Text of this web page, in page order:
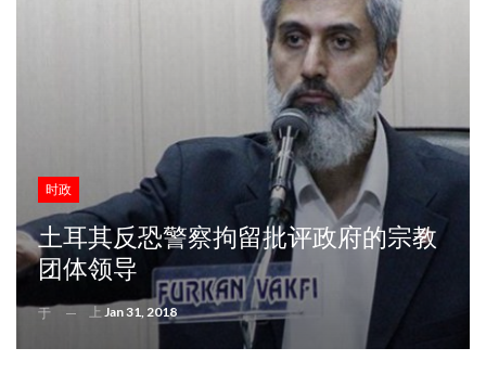
时政
土耳其反恐警察拘留批评政府的宗教
团体领导
于 上 Jan 31, 2018